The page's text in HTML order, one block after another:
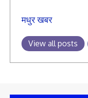
मधुर खबर
View all posts